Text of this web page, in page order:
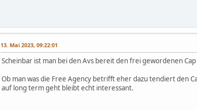
13. Mai 2023, 09:22:01
Scheinbar ist man bei den Avs bereit den frei gewordenen
Ob man was die Free Agency betrifft eher dazu tendiert den
auf long term geht bleibt echt interessant.